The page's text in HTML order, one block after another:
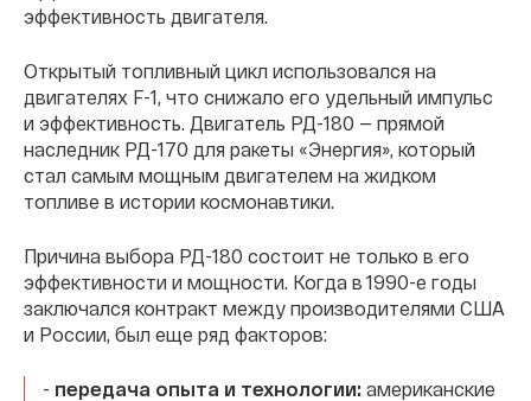
эффективность двигателя.
Открытый топливный цикл использовался на
двигателях F-1, что снижало его удельный импульс
и эффективность. Двигатель РД-180 — прямой
наследник РД-170 для ракеты «Энергия», который
стал самым мощным двигателем на жидком
топливе в истории космонавтики.
Причина выбора РД-180 состоит не только в его
эффективности и мощности. Когда в 1990-е годы
заключался контракт между производителями США
и России, был еще ряд факторов:
- передача опыта и технологии: американские